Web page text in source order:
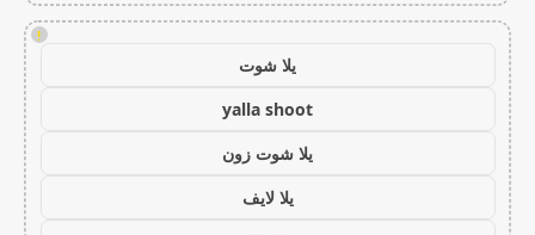
!
يلا شوت
yalla shoot
يلا شوت زون
يلا لايف